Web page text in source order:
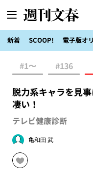
新着 SCOOP! 電子版オ
#1〜 #136
脱力系キャラを見
凄い！
テレビ健康診断
亀和田 武